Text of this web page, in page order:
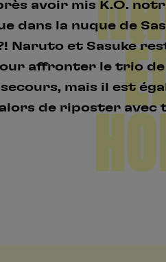
avoir mis K.O.
dans la nuque de
Naruto et Sasuke
affronter le trio de
mais il est
de riposter avec